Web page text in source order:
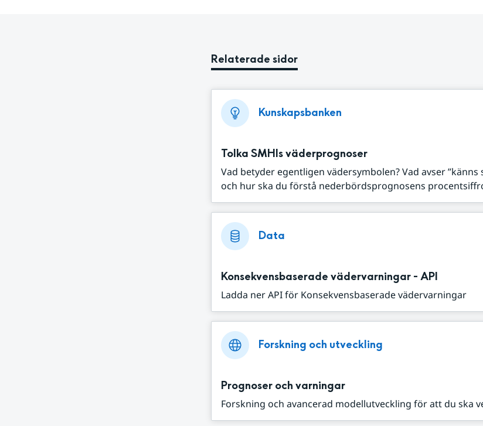
Relaterade sidor
Kunskapsbanken
Tolka SMHIs väderprognoser
Vad betyder egentligen vädersymbolen? Vad avser
och hur ska du förstå nederbördsprognosens
Data
Konsekvensbaserade vädervarningar - API
Ladda ner API för Konsekvensbaserade vädervarningar
Forskning och utveckling
Prognoser och varningar
Forskning och avancerad modellutveckling för att du ska